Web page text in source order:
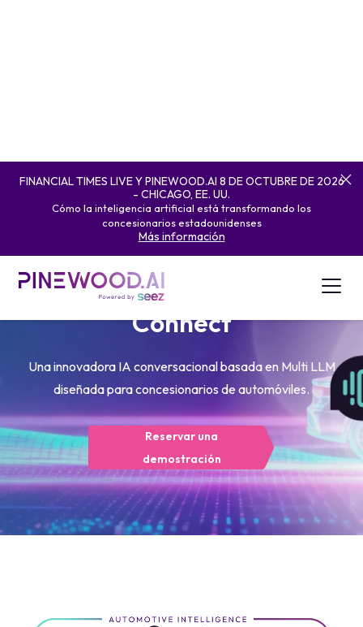
Connect
Una innovadora IA conversacional basada en Multi LLM
diseñada para concesionarios de automóviles.
Reservar una